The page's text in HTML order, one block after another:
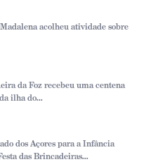
acolheu atividade sobre
da Foz recebeu uma centena
ilha do...
dos Açores para a Infância
das Brincadeiras...